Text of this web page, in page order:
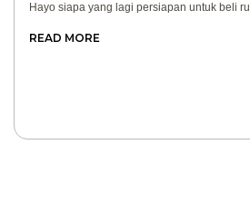
Hayo siapa yang lagi persiapan untuk beli
READ MORE